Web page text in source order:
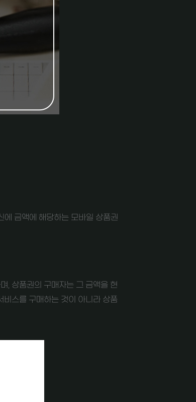
에 금액에 해당하는 모바일 상품권
, 상품권의 구매자는 그 금액을 현
스를 구매하는 것이 아니라 상품